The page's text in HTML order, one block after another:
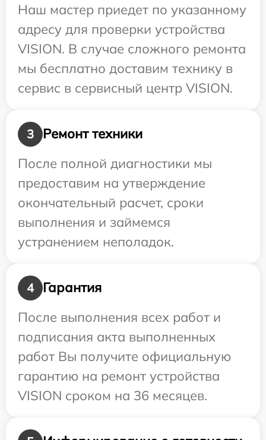
Наш мастер приедет по указанному
адресу для проверки устройства
VISION. В случае сложного ремонта
мы бесплатно доставим технику в
сервис в сервисный центр VISION.
3
Ремонт техники
После полной диагностики мы
предоставим на утверждение
окончательный расчет, сроки
выполнения и займемся
устранением неполадок.
4
Гарантия
После выполнения всех работ и
подписания акта выполненных
работ Вы получите официальную
гарантию на ремонт устройства
VISION сроком на 36 месяцев.